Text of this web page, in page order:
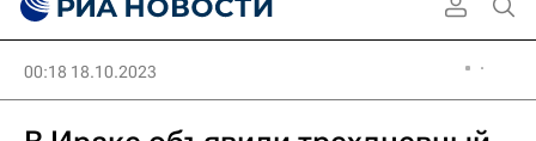
00:18 18.10.2023